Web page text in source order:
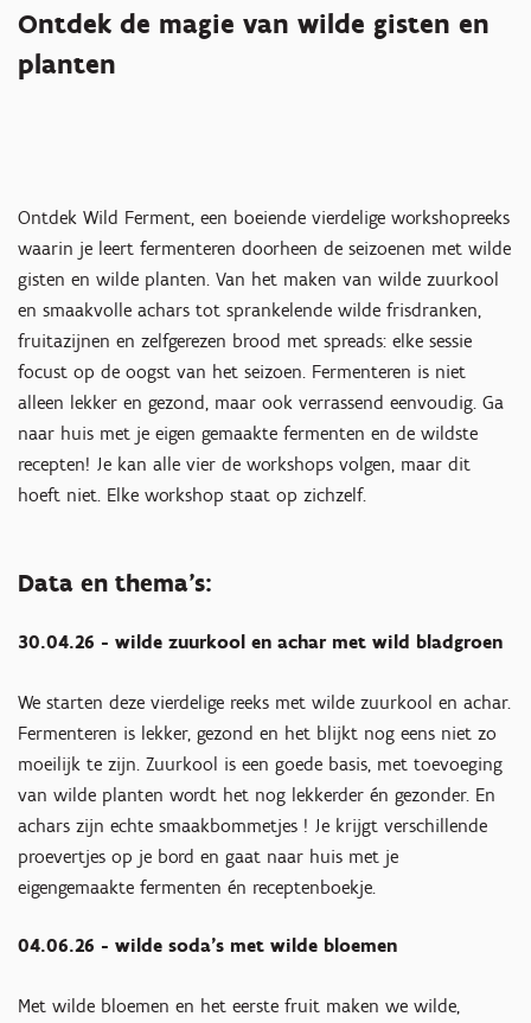
Ontdek de magie van wilde gisten en
planten
Ontdek Wild Ferment, een boeiende vierdelige workshopreeks
waarin je leert fermenteren doorheen de seizoenen met wilde
gisten en wilde planten. Van het maken van wilde zuurkool
en smaakvolle achars tot sprankelende wilde frisdranken,
fruitazijnen en zelfgerezen brood met spreads: elke sessie
focust op de oogst van het seizoen. Fermenteren is niet
alleen lekker en gezond, maar ook verrassend eenvoudig. Ga
naar huis met je eigen gemaakte fermenten en de wildste
recepten! Je kan alle vier de workshops volgen, maar dit
hoeft niet. Elke workshop staat op zichzelf.
Data en thema’s:
30.04.26 - wilde zuurkool en achar met wild bladgroen
We starten deze vierdelige reeks met wilde zuurkool en achar.
Fermenteren is lekker, gezond en het blijkt nog eens niet zo
moeilijk te zijn. Zuurkool is een goede basis, met toevoeging
van wilde planten wordt het nog lekkerder én gezonder. En
achars zijn echte smaakbommetjes ! Je krijgt verschillende
proevertjes op je bord en gaat naar huis met je
eigengemaakte fermenten én receptenboekje.
04.06.26 - wilde soda's met wilde bloemen
Met wilde bloemen en het eerste fruit maken we wilde,